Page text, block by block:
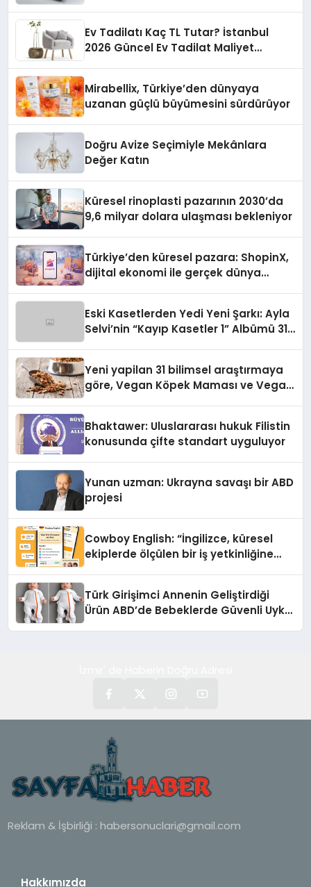
Ev Tadilatı Kaç TL Tutar? İstanbul
2026 Güncel Ev Tadilat Maliyet
Mirabellix, Türkiye’den dünyaya
uzanan güçlü büyümesini sürdürüyor
Doğru Avize Seçimiyle Mekânlara
Değer Katın
Küresel rinoplasti pazarının 2030’da
9,6 milyar dolara ulaşması bekleniyor
Türkiye’den küresel pazara: ShopinX,
dijital ekonomi ile gerçek dünya
Eski Kasetlerden Yedi Yeni Şarkı: Ayla
Selvi’nin “Kayıp Kasetler 1” Albümü 31
Yeni yapilan 31 bilimsel araştırmaya
göre, Vegan Köpek Maması ve Vegan
Bhaktawer: Uluslararası hukuk Filistin
konusunda çifte standart uyguluyor
Yunan uzman: Ukrayna savaşı bir ABD
projesi
Cowboy English: “İngilizce, küresel
ekiplerde ölçülen bir iş yetkinliğine
Türk Girişimci Annenin Geliştirdiği
Ürün ABD’de Bebeklerde Güvenli Uyku
Reklam & İşbirliği : habersonuclari@gmail.com
Hakkımızda